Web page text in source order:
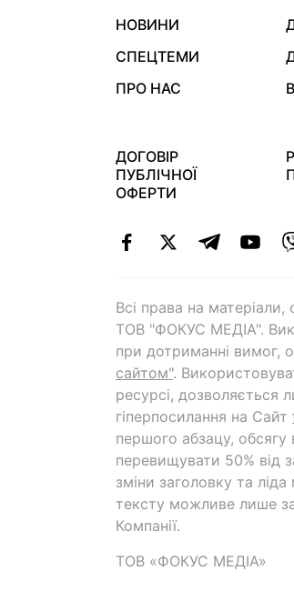
НОВИНИ
СПЕЦТЕМИ
ПРО НАС
ДОГОВІР
ПУБЛІЧНОЇ
ОФЕРТИ
Всі права на матеріали,
ТОВ "ФОКУС МЕДІА".
при дотриманні вимог,
сайтом".
ресурсі, дозволяється
гіперпосилання на Cайт
першого абзацу,
перевищувати 50% від
зміни заголовку та
тексту можливе лише
Компанії.
ТОВ «ФОКУС МЕДІА»